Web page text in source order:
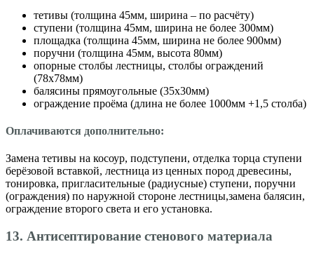
тетивы (толщина 45мм, ширина – по расчёту)
ступени (толщина 45мм, ширина не более 300мм)
площадка (толщина 45мм, ширина не более 900мм)
поручни (толщина 45мм, высота 80мм)
опорные столбы лестницы, столбы ограждений
(78х78мм)
балясины прямоугольные (35х30мм)
ограждение проёма (длина не более 1000мм +1,5 столба)
Оплачиваются дополнительно:
Замена тетивы на косоур, подступени, отделка торца ступени
берёзовой вставкой, лестница из ценных пород древесины,
тонировка, пригласительные (радиусные) ступени, поручни
(ограждения) по наружной стороне лестницы,замена балясин,
ограждение второго света и его установка.
13. Антисептирование стенового материала